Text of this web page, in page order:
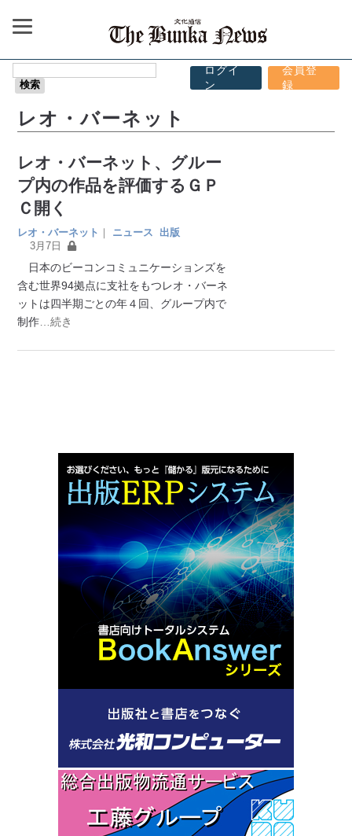
ログイ
ン
会員登
録
レオ・バーネット
レオ・バーネット、グルー
プ内の作品を評価するＧＰ
Ｃ開く
レオ・バーネット ｜ ニュース
出版
3月7日
日本のビーコンコミュニケーションズを
含む世界94拠点に支社をもつレオ・バーネ
ットは四半期ごとの年４回、グループ内で
制作 …続き